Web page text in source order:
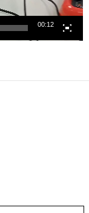
00:12